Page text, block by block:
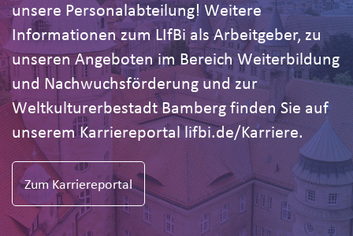
unsere Personalabteilung! Weitere
Informationen zum LIfBi als Arbeitgeber, zu
unseren Angeboten im Bereich Weiterbildung
und Nachwuchsförderung und zur
Weltkulturerbestadt Bamberg finden Sie auf
unserem Karriereportal lifbi.de/Karriere.
Zum Karriereportal